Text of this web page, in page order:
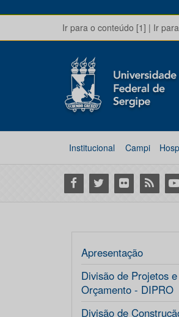
Ir para o conteúdo [1] | Ir
Institucional Campi
Facebook
Twitter Flickr RSS
Apresentação
Divisão de Projetos e
Orçamento - DIPRO
Divisão de